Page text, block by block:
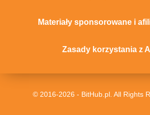
Materiały sponsorowane i
Zasady korzystania z AI
© 2016-2026 - BitHub.pl. All Rights